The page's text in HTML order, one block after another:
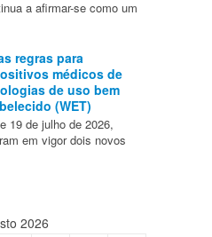
a afirmar-se como um
regras para
médicos de
de uso bem
(WET)
19 de julho de 2026,
em vigor dois novos
2026